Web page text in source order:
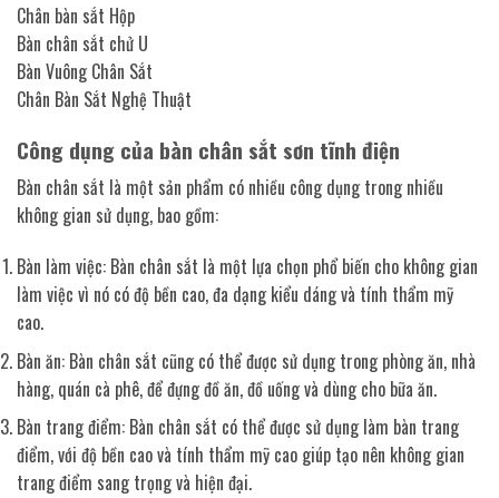
Chân bàn sắt Hộp
Bàn chân sắt chử U
Bàn Vuông Chân Sắt
Chân Bàn Sắt Nghệ Thuật
Công dụng của bàn chân sắt sơn tĩnh điện
Bàn chân sắt là một sản phẩm có nhiều công dụng trong nhiều
không gian sử dụng, bao gồm:
Bàn làm việc: Bàn chân sắt là một lựa chọn phổ biến cho không gian
làm việc vì nó có độ bền cao, đa dạng kiểu dáng và tính thẩm mỹ
cao.
Bàn ăn: Bàn chân sắt cũng có thể được sử dụng trong phòng ăn, nhà
hàng, quán cà phê, để đựng đồ ăn, đồ uống và dùng cho bữa ăn.
Bàn trang điểm: Bàn chân sắt có thể được sử dụng làm bàn trang
điểm, với độ bền cao và tính thẩm mỹ cao giúp tạo nên không gian
trang điểm sang trọng và hiện đại.